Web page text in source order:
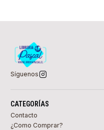
Síguenos
CATEGORÍAS
Contacto
¿Como Comprar?